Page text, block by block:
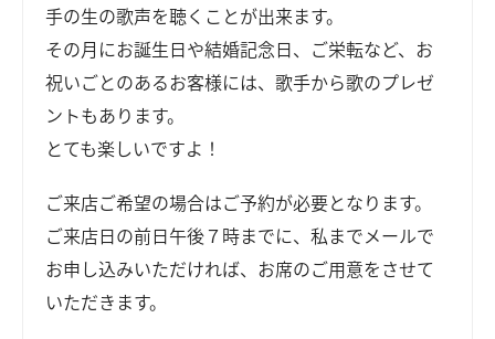
手の生の歌声を聴くことが出来ます。
その月にお誕生日や結婚記念日、ご栄転など、お
祝いごとのあるお客様には、歌手から歌のプレゼ
ントもあります。
とても楽しいですよ！
ご来店ご希望の場合はご予約が必要となります。
ご来店日の前日午後７時までに、私までメールで
お申し込みいただければ、お席のご用意をさせて
いただきます。